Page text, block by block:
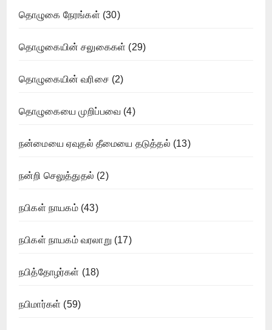
தொழுகை நேரங்கள் (30)
தொழுகையின் சலுகைகள் (29)
தொழுகையின் வரிசை (2)
தொழுகையை முறிப்பவை (4)
நன்மையை ஏவுதல் தீமையை தடுத்தல் (13)
நன்றி செலுத்துதல் (2)
நபிகள் நாயகம்(43)
நபிகள் நாயகம் வரலாறு (17)
நபித்தோழர்கள் (18)
நபிமார்கள் (59)